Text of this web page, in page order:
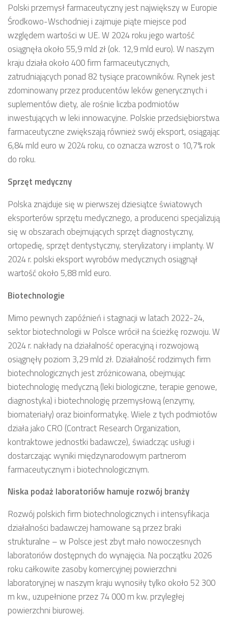
Polski przemysł farmaceutyczny jest największy w Europie
Środkowo-Wschodniej i zajmuje piąte miejsce pod
względem wartości w UE. W 2024 roku jego wartość
osiągnęła około 55,9 mld zł (ok. 12,9 mld euro). W naszym
kraju działa około 400 firm farmaceutycznych,
zatrudniających ponad 82 tysiące pracowników. Rynek jest
zdominowany przez producentów leków generycznych i
suplementów diety, ale rośnie liczba podmiotów
inwestujących w leki innowacyjne. Polskie przedsiębiorstwa
farmaceutyczne zwiększają również swój eksport, osiągając
6,84 mld euro w 2024 roku, co oznacza wzrost o 10,7% rok
do roku.
Sprzęt medyczny
Polska znajduje się w pierwszej dziesiątce światowych
eksporterów sprzętu medycznego, a producenci specjalizują
się w obszarach obejmujących sprzęt diagnostyczny,
ortopedię, sprzęt dentystyczny, sterylizatory i implanty. W
2024 r. polski eksport wyrobów medycznych osiągnął
wartość około 5,88 mld euro.
Biotechnologie
Mimo pewnych zapóźnień i stagnacji w latach 2022-24,
sektor biotechnologii w Polsce wrócił na ścieżkę rozwoju. W
2024 r. nakłady na działalność operacyjną i rozwojową
osiągnęły poziom 3,29 mld zł. Działalność rodzimych firm
biotechnologicznych jest zróżnicowana, obejmując
biotechnologię medyczną (leki biologiczne, terapie genowe,
diagnostyka) i biotechnologię przemysłową (enzymy,
biomateriały) oraz bioinformatykę. Wiele z tych podmiotów
działa jako CRO (Contract Research Organization,
kontraktowe jednostki badawcze), świadcząc usługi i
dostarczając wyniki międzynarodowym partnerom
farmaceutycznym i biotechnologicznym.
Niska podaż laboratoriów hamuje rozwój branży
Rozwój polskich firm biotechnologicznych i intensyfikacja
działalności badawczej hamowane są przez braki
strukturalne – w Polsce jest zbyt mało nowoczesnych
laboratoriów dostępnych do wynajęcia. Na początku 2026
roku całkowite zasoby komercyjnej powierzchni
laboratoryjnej w naszym kraju wynosiły tylko około 52 300
m kw., uzupełnione przez 74 000 m kw. przyległej
powierzchni biurowej.